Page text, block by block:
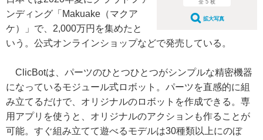
全 5 枚
拡大写真
ンディング「Makuake（マクア
ケ）」で、2,000万円を集めたと
いう。公式オンラインショップなどで発売している。
ClicBotは、パーツのひとつひとつがシンプルな精密機器
になっているモジュール式ロボット。パーツを直感的に組
み立てるだけで、オリジナルのロボットを作成できる。専
用アプリを使うと、オリジナルのアクションも作ることが
可能。すぐ組み立てて遊べるモデルは30種類以上にのぼ